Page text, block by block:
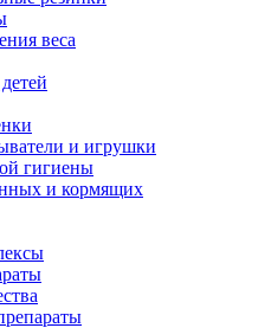
веса
и игрушки
гигиены
и кормящих